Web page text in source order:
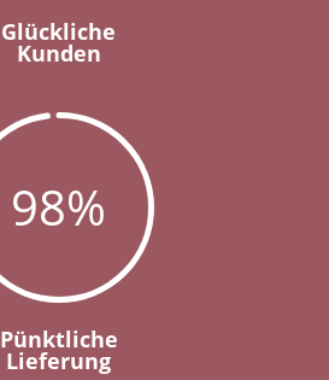
Glückliche
Kunden
98%
Pünktliche
Lieferung